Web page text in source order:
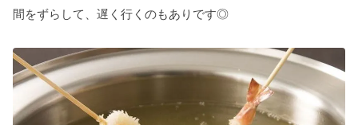
間をずらして、遅く行くのもありです◎